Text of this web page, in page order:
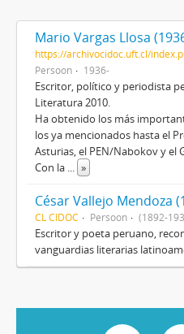
Mario Vargas Llosa
https://archivocidoc.uft.cl/
Persoon
1936-
Escritor, político y periodista
Literatura 2010.
Ha obtenido los más
los ya mencionados hasta el
Asturias, el PEN/Nabokov y el
Con la ... »
César Vallejo Mendoza
CL CIDOC Persoon (1892-
Escritor y poeta peruano,
vanguardias literarias